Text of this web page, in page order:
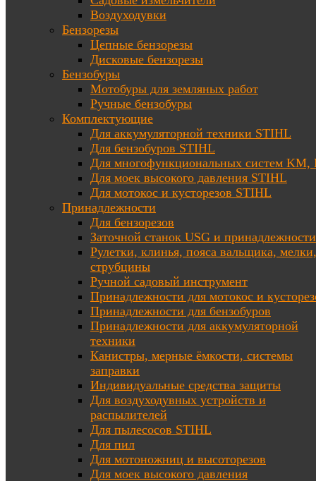
Воздуходувки
Бензорезы
Цепные бензорезы
Дисковые бензорезы
Бензобуры
Мотобуры для земляных работ
Ручные бензобуры
Комплектующие
Для аккумуляторной техники STIHL
Для бензобуров STIHL
Для многофункциональных систем KM,
Для моек высокого давления STIHL
Для мотокос и кусторезов STIHL
Принадлежности
Для бензорезов
Заточной станок USG и принадлежности
Рулетки, клинья, пояса вальщика, мелки,
струбцины
Ручной садовый инструмент
Принадлежности для мотокос и
Принадлежности для бензобуров
Принадлежности для аккумуляторной
техники
Канистры, мерные ёмкости, системы
заправки
Индивидуальные средства защиты
Для воздуходувных устройств и
распылителей
Для пылесосов STIHL
Для пил
Для мотоножниц и высоторезов
Для моек высокого давления